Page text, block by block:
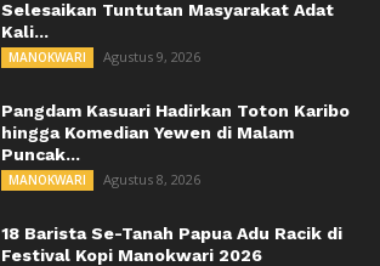
Selesaikan Tuntutan Masyarakat Adat
Kali...
MANOKWARI Agustus 9, 2026
Pangdam Kasuari Hadirkan Toton Karibo
hingga Komedian Yewen di Malam
Puncak...
MANOKWARI Agustus 8, 2026
18 Barista Se-Tanah Papua Adu Racik di
Festival Kopi Manokwari 2026